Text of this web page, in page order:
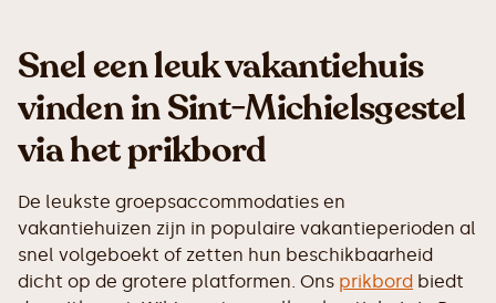
Snel een leuk vakantiehuis
vinden in Sint-Michielsgestel
via het prikbord
De leukste groepsaccommodaties en
vakantiehuizen zijn in populaire vakantieperioden al
snel volgeboekt of zetten hun beschikbaarheid
dicht op de grotere platformen. Ons prikbord biedt